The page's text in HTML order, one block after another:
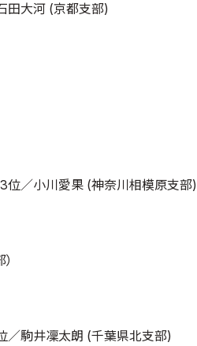
田大河 (京都支部)
3位／小川愛果 (神奈川相模原支部)
／駒井凜太朗 (千葉県北支部)